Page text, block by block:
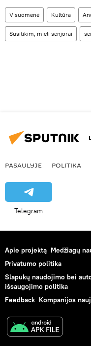
Visuomenė Kultūra
Susitikim, mieli senjorai
PASAULYJE POLITIKA
Telegram
Apie projektą Medžiagų
Privatumo politika
Slapukų naudojimo bei
išsaugojimo politika
Feedback Kompanijos